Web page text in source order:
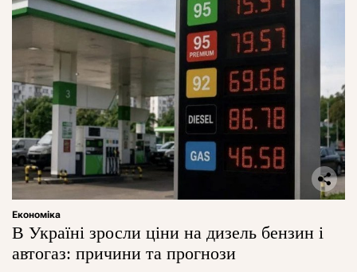
Економіка
В Україні зросли ціни на дизель бензин і
автогаз: причини та прогнози